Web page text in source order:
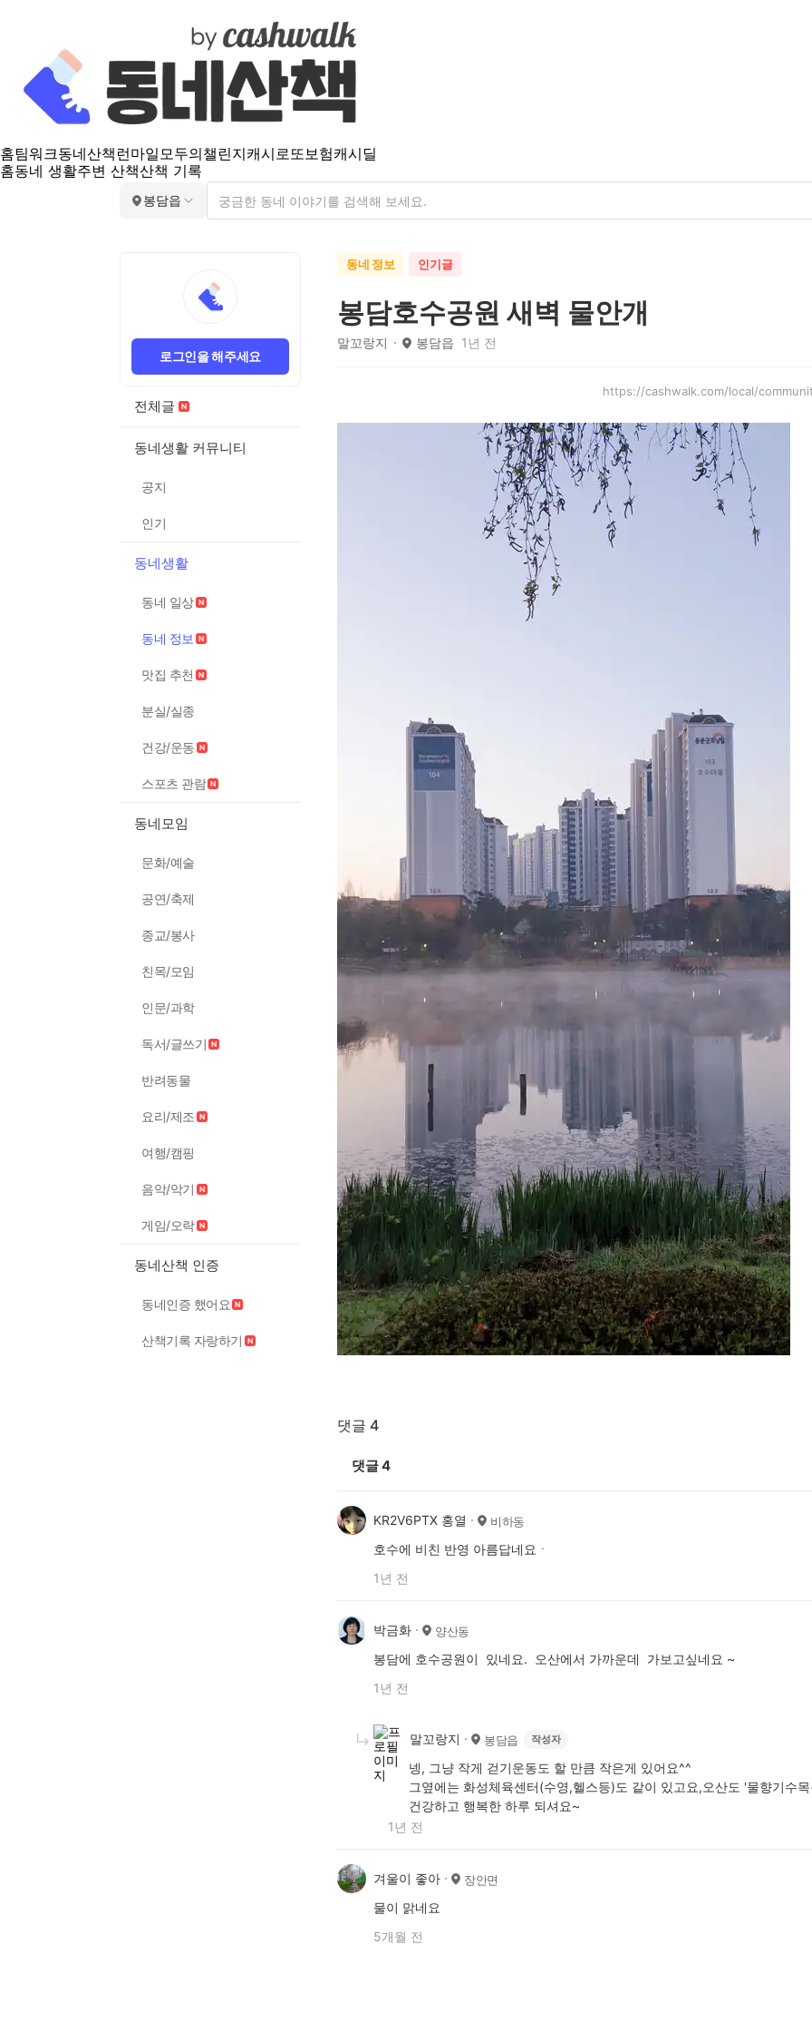
홈팀워크동네산책 런마일모두의챌린지캐시로또보험캐시딜
홈동네 생활주변 산책산책 기록
봉담읍
로그인을 해주세요
전체글
동네생활 커뮤니티
공지
인기
동네생활
동네 일상
동네 정보
맛집 추천
분실/실종
건강/운동
스포츠 관람
동네모임
문화/예술
공연/축제
종교/봉사
친목/모임
인문/과학
독서/글쓰기
반려동물
요리/제조
여행/캠핑
음악/악기
게임/오락
동네산책 인증
동네인증 했어요
산책기록 자랑하기
동네 정보 인기글
봉담호수공원 새벽 물안개
말꼬랑지 봉담읍 1년 전
https://cashwalk.com/local/
댓글 4
댓글4
KR2V6PTX 홍열 비하동
호수에 비친 반영 아름답네요ㆍ
1년 전
박금화 양산동
봉담에 호수공원이 있네요. 오산에서 가까운데 가보고싶네요 ~
1년 전
말꼬랑지 봉담읍 작성자
넹, 그냥 작게 걷기운동도 할 만큼 작은게 있어요^^
그옆에는 화성체육센터(수영,헬스등)도 같이 있고요,오산도 '물향기수
건강하고 행복한 하루 되셔요~
1년 전
겨울이 좋아 장안면
물이 맑네요
5개월 전